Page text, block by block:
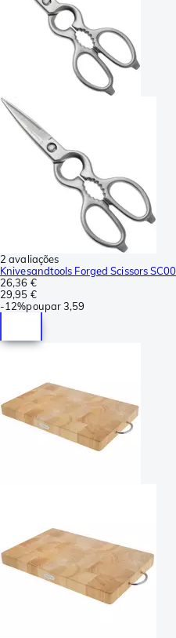
2 avaliações
Knivesandtools Forged Scissors
26,36 €
29,95 €
-12%poupar3,59